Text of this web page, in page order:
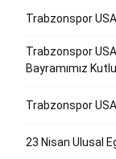
Trabzonspor
Trabzonspor
Bayramımız
Trabzonspor
23 Nisan Ulusal